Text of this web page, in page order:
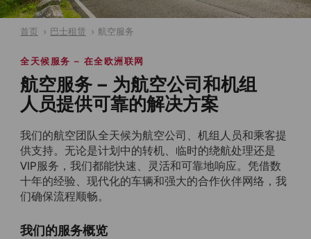
首页 巴士租赁 航空服务
航空服务 – 为航空公司和机组
人员提供可靠的解决方案
全天候服务 – 在全欧洲联网
我们的航空团队全天候为航空公司、机组人员和乘客提
供支持。无论是计划中的转机、临时的绕航处理还是
VIP服务，我们都能快速、灵活和可靠地响应。凭借数
十年的经验、现代化的车辆和强大的合作伙伴网络，我
们确保流程顺畅。
我们的服务概览